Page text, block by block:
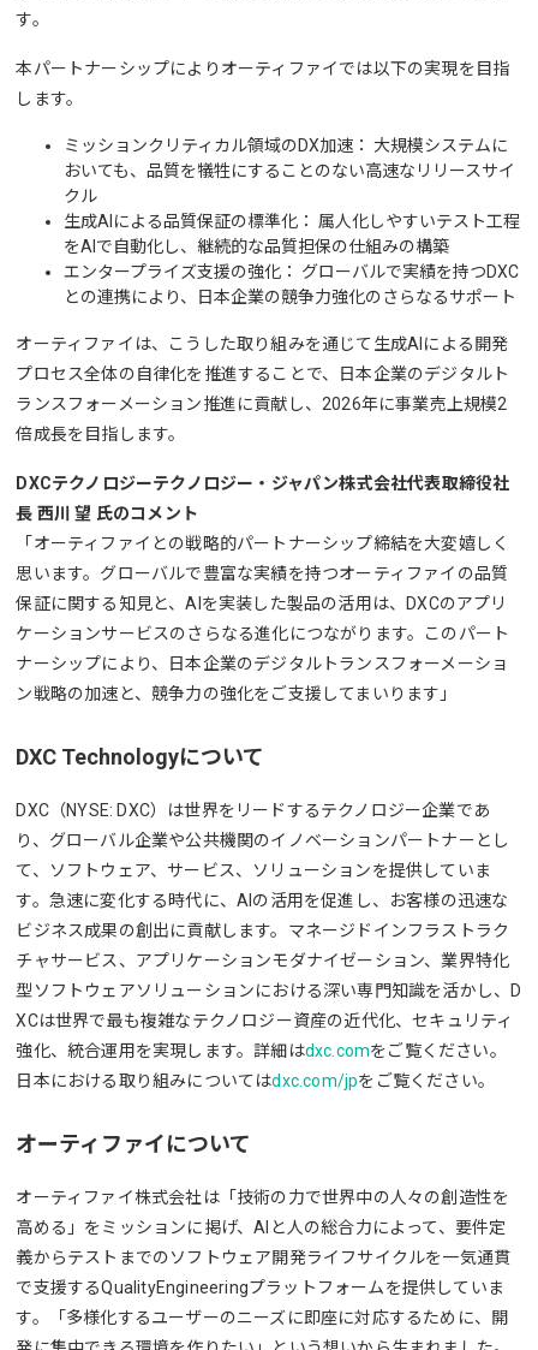
す。
本パートナーシップによりオーティファイでは以下の実現を目指
します。
ミッションクリティカル領域のDX加速： 大規模システムに
おいても、品質を犠牲にすることのない高速なリリースサイ
クル
生成AIによる品質保証の標準化： 属人化しやすいテスト工程
をAIで自動化し、継続的な品質担保の仕組みの構築
エンタープライズ支援の強化： グローバルで実績を持つDXC
との連携により、日本企業の競争力強化のさらなるサポート
オーティファイは、こうした取り組みを通じて生成AIによる開発
プロセス全体の自律化を推進することで、日本企業のデジタルト
ランスフォーメーション推進に貢献し、2026年に事業売上規模2
倍成長を目指します。
DXCテクノロジーテクノロジー・ジャパン株式会社代表取締役社
長 西川 望 氏のコメント
「オーティファイとの戦略的パートナーシップ締結を大変嬉しく
思います。グローバルで豊富な実績を持つオーティファイの品質
保証に関する知見と、AIを実装した製品の活用は、DXCのアプリ
ケーションサービスのさらなる進化につながります。このパート
ナーシップにより、日本企業のデジタルトランスフォーメーショ
ン戦略の加速と、競争力の強化をご支援してまいります」
DXC Technologyについて
DXC（NYSE: DXC）は世界をリードするテクノロジー企業であ
り、グローバル企業や公共機関のイノベーションパートナーとし
て、ソフトウェア、サービス、ソリューションを提供していま
す。急速に変化する時代に、AIの活用を促進し、お客様の迅速な
ビジネス成果の創出に貢献します。マネージドインフラストラク
チャサービス、アプリケーションモダナイゼーション、業界特化
型ソフトウェアソリューションにおける深い専門知識を活かし、D
XCは世界で最も複雑なテクノロジー資産の近代化、セキュリティ
強化、統合運用を実現します。詳細はdxc.comをご覧ください。
日本における取り組みについてはdxc.com/jpをご覧ください。
オーティファイについて
オーティファイ株式会社は「技術の力で世界中の人々の創造性を
高める」をミッションに掲げ、AIと人の総合力によって、要件定
義からテストまでのソフトウェア開発ライフサイクルを一気通貫
で支援するQualityEngineeringプラットフォームを提供していま
す。「多様化するユーザーのニーズに即座に対応するために、開